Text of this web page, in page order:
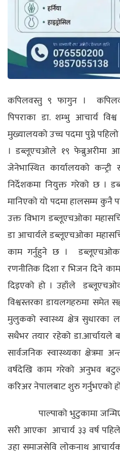
कपिलवस्तु ९ फागुन ।
पिपराका डा. शम्भु आचार्य
मुख्यालयको उच्च पदमा पुग्ने
। डब्लूएचओले १९ फेब्रुअरीमा
जेनेभास्थित कार्यालयको कन्ट्री
निर्देशकमा नियुक्त गरेको छ ।
मानिएको यो पदमा हालसम्म कुनै
उक्त विभाग डब्लूएचओका
डा आचार्यले डब्लूएचओका
काम गर्नुहुने छ । डब्लूएचओका
रणनीतिक दिशा र भिजन दिने
दिइएको हो । उहाँले
विश्वस्तरका डायलगहरुमा समेत
मुलुकको स्वास्थ्य क्षेत्र सुधारका
सधैभर तयार रहेको डा.आर्चायले
सार्वजनिक स्वास्थ्यका क्षेत्रमा
वर्षदेखि काम गरेको अनुभव
करिअर नेपालबाट शुरु गर्नुभएको
पाल्पाको भुटुकामा
सरी आएका आचार्य ३३ वर्ष
उहा समाजसेवि लोकनाथ